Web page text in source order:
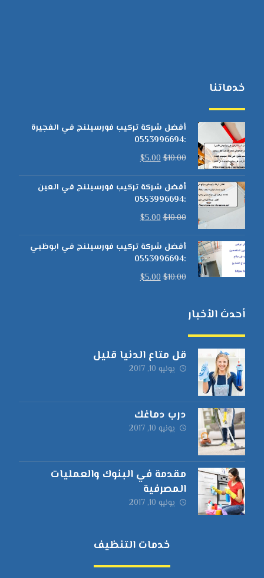
خدماتنا
أفضل شركة تركيب فورسيلنج في الفجيرة
:0553996694
$10.00
$5.00
أفضل شركة تركيب فورسيلنج في العين
:0553996694
$10.00
$5.00
أفضل شركة تركيب فورسيلنج في ابوظبي
:0553996694
$10.00
$5.00
أحدث الأخبار
قل متاع الدنيا قليل
يونيو 10, 2017
درب دماغك
يونيو 10, 2017
مقدمة في البنوك والعمليات
المصرفية
يونيو 10, 2017
خدمات التنظيف